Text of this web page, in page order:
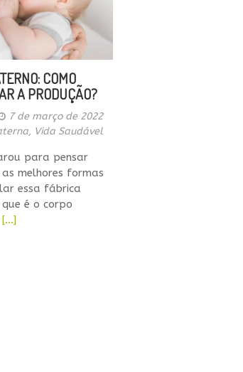
COMO
A PRODUÇÃO?
7 de março de 2022
, Vida Saudável
para pensar
melhores formas
essa fábrica
é o corpo
[…]